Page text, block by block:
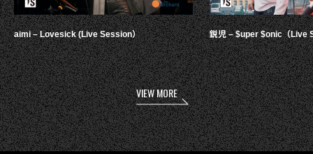
aimi – Lovesick (Live Session） 鋭児 – $uper $onic（Live
VIEW MORE